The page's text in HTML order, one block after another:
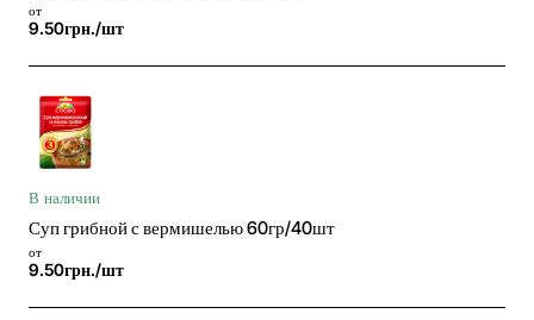
от
9.50грн./шт
В наличии
Суп грибной с вермишелью 60гр/40шт
от
9.50грн./шт